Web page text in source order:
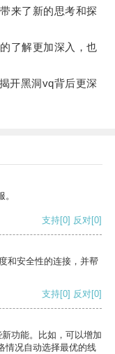
来了新的思考和探
了解更加深入，也
开黑洞vq背后更深
支持[0] 反对[0]
和安全性的连接，并帮
支持[0] 反对[0]
功能。比如，可以增加
情况自动选择最优的线